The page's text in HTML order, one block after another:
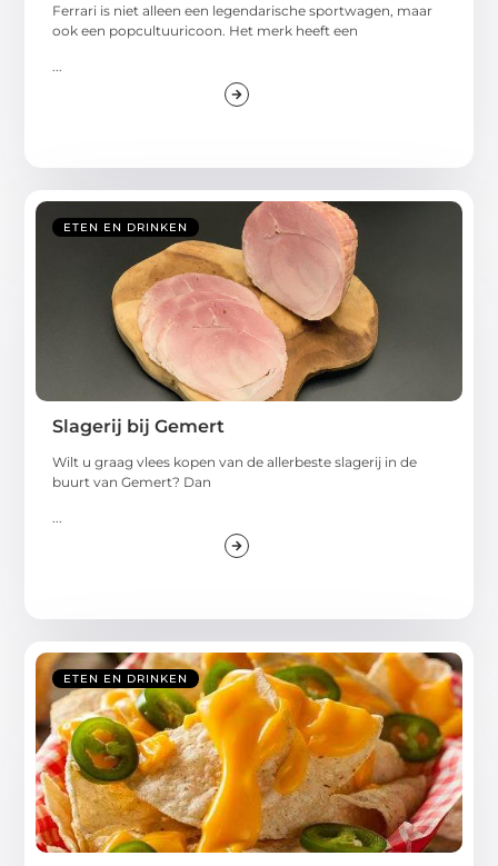
Ferrari is niet alleen een legendarische sportwagen, maar
ook een popcultuuricoon. Het merk heeft een
ETEN EN DRINKEN
Slagerij bij Gemert
Wilt u graag vlees kopen van de allerbeste slagerij in de
buurt van Gemert? Dan
...
ETEN EN DRINKEN